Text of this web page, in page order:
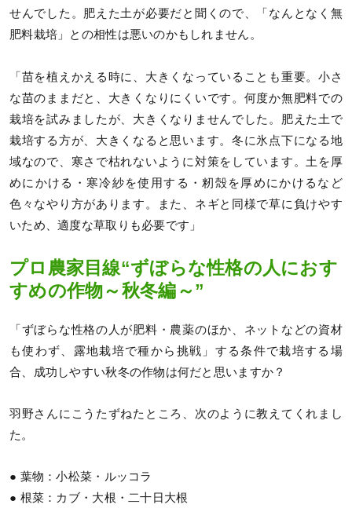
せんでした。肥えた土が必要だと聞くので、「なんとなく無
肥料栽培」との相性は悪いのかもしれません。
「苗を植えかえる時に、大きくなっていることも重要。小さ
な苗のままだと、大きくなりにくいです。何度か無肥料での
栽培を試みましたが、大きくなりませんでした。肥えた土で
栽培する方が、大きくなると思います。冬に氷点下になる地
域なので、寒さで枯れないように対策をしています。土を厚
めにかける・寒冷紗を使用する・籾殻を厚めにかけるなど
色々なやり方があります。また、ネギと同様で草に負けやす
いため、適度な草取りも必要です」
プロ農家目線“ずぼらな性格の人におす
すめの作物～秋冬編～”
「ずぼらな性格の人が肥料・農薬のほか、ネットなどの資材
も使わず、露地栽培で種から挑戦」する条件で栽培する場
合、成功しやすい秋冬の作物は何だと思いますか？
羽野さんにこうたずねたところ、次のように教えてくれまし
た。
● 葉物：小松菜・ルッコラ
● 根菜：カブ・大根・二十日大根